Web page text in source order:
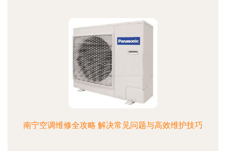
南宁空调维修全攻略 解决常见问题与高效维护技巧